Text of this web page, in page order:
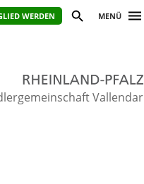
WERDEN MENÜ
Vallendar